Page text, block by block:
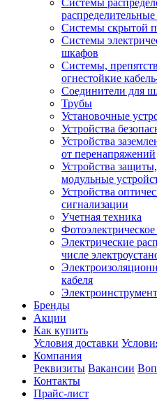
Системы
распределительные
Системы скрытой
Системы
шкафов
Системы,
огнестойкие
Соединители для
Трубы
Установочные
Устройства
Устройства
от перенапряжений
Устройства
модульные
Устройства
сигнализации
Учетная техника
Электрические
числе
кабеля
Бренды
Акции
Как купить
Условия доставки
Компания
Реквизиты Вакансии
Контакты
Прайс-лист